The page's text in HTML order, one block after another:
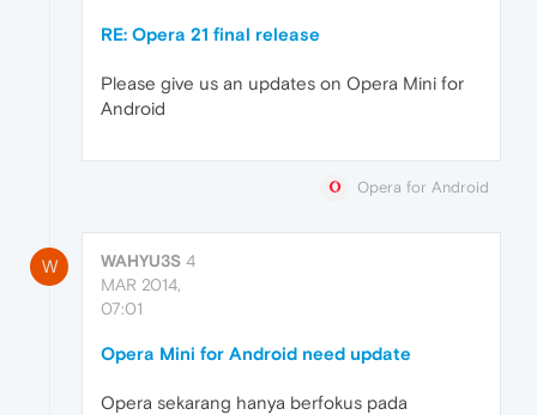
RE: Opera 21 final release
Please give us an updates on Opera Mini for
Android
Opera for Android
W WAHYU3S 4
MAR 2014,
07:01
Opera Mini for Android need update
Opera sekarang hanya berfokus pada